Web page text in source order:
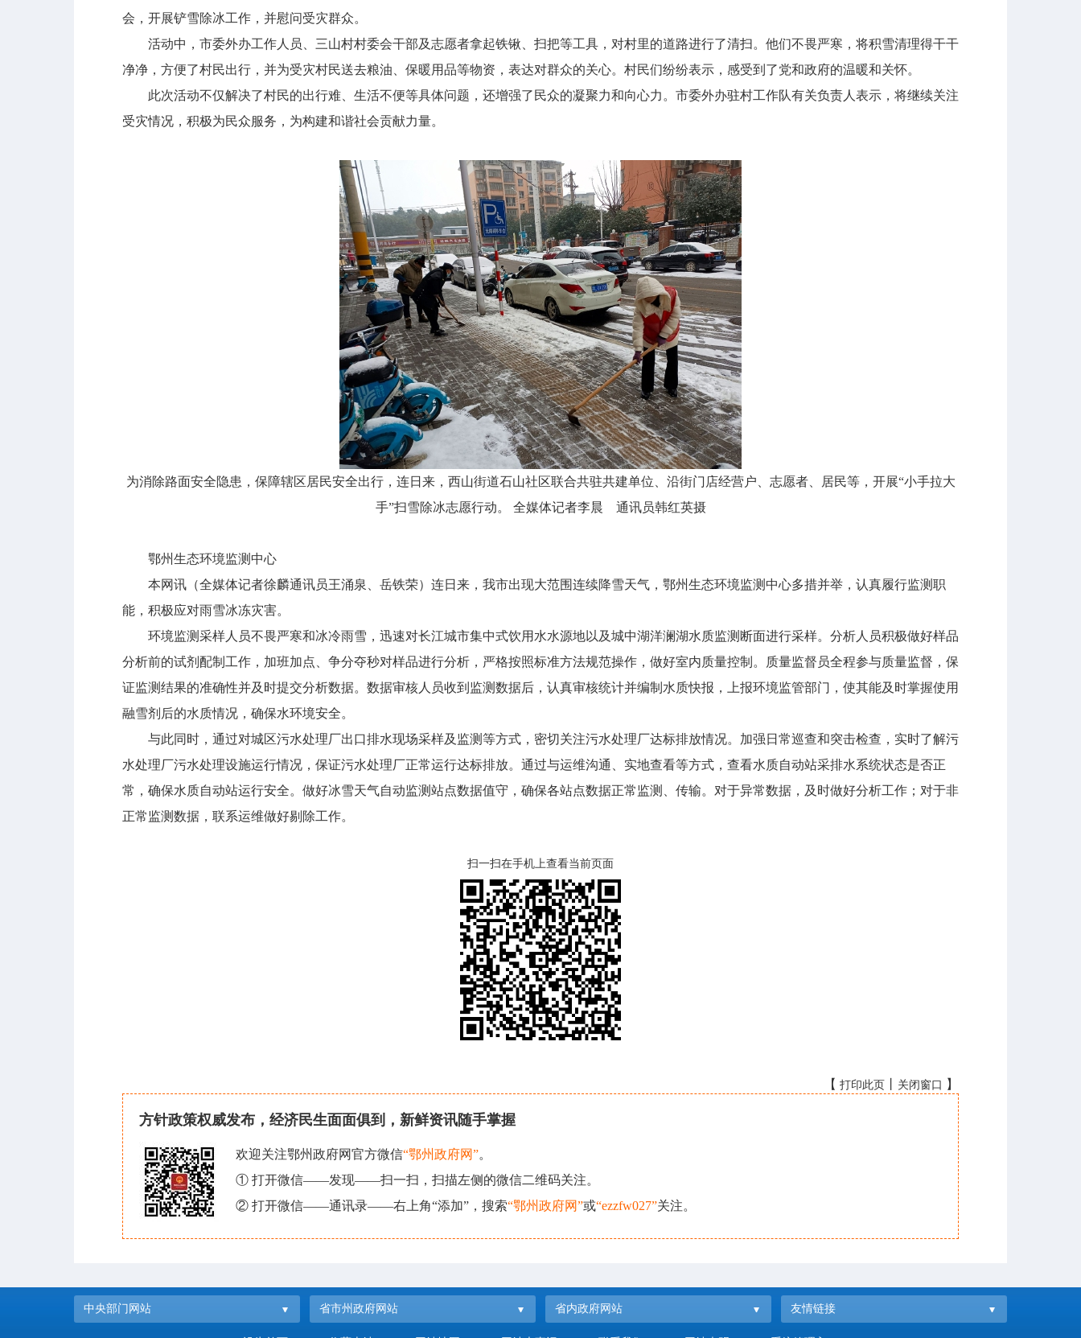
会，开展铲雪除冰工作，并慰问受灾群众。
活动中，市委外办工作人员、三山村村委会干部及志愿者拿起铁锹、扫把等工具，对村里的道路进行了清扫。他们不畏严寒，将积雪清理得干干
净净，方便了村民出行，并为受灾村民送去粮油、保暖用品等物资，表达对群众的关心。村民们纷纷表示，感受到了党和政府的温暖和关怀。
此次活动不仅解决了村民的出行难、生活不便等具体问题，还增强了民众的凝聚力和向心力。市委外办驻村工作队有关负责人表示，将继续关注
受灾情况，积极为民众服务，为构建和谐社会贡献力量。
为消除路面安全隐患，保障辖区居民安全出行，连日来，西山街道石山社区联合共驻共建单位、沿街门店经营户、志愿者、居民等，开展“小手拉大
手”扫雪除冰志愿行动。 全媒体记者李晨 通讯员韩红英摄
鄂州生态环境监测中心
本网讯（全媒体记者徐麟通讯员王涌泉、岳铁荣）连日来，我市出现大范围连续降雪天气，鄂州生态环境监测中心多措并举，认真履行监测职
能，积极应对雨雪冰冻灾害。
环境监测采样人员不畏严寒和冰冷雨雪，迅速对长江城市集中式饮用水水源地以及城中湖洋澜湖水质监测断面进行采样。分析人员积极做好样品
分析前的试剂配制工作，加班加点、争分夺秒对样品进行分析，严格按照标准方法规范操作，做好室内质量控制。质量监督员全程参与质量监督，保
证监测结果的准确性并及时提交分析数据。数据审核人员收到监测数据后，认真审核统计并编制水质快报，上报环境监管部门，使其能及时掌握使用
融雪剂后的水质情况，确保水环境安全。
与此同时，通过对城区污水处理厂出口排水现场采样及监测等方式，密切关注污水处理厂达标排放情况。加强日常巡查和突击检查，实时了解污
水处理厂污水处理设施运行情况，保证污水处理厂正常运行达标排放。通过与运维沟通、实地查看等方式，查看水质自动站采排水系统状态是否正
常，确保水质自动站运行安全。做好冰雪天气自动监测站点数据值守，确保各站点数据正常监测、传输。对于异常数据，及时做好分析工作；对于非
正常监测数据，联系运维做好剔除工作。
扫一扫在手机上查看当前页面
【 打印此页 关闭窗口 】
方针政策权威发布，经济民生面面俱到，新鲜资讯随手掌握
欢迎关注鄂州政府网官方微信“鄂州政府网”。
① 打开微信——发现——扫一扫，扫描左侧的微信二维码关注。
② 打开微信——通讯录——右上角“添加”，搜索“鄂州政府网”或“ezzfw027”关注。
中央部门网站 省市州政府网站 省内政府网站 友情链接